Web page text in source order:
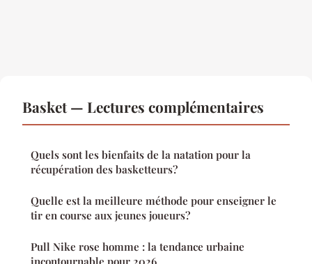
Basket — Lectures complémentaires
Quels sont les bienfaits de la natation pour la
récupération des basketteurs?
Quelle est la meilleure méthode pour enseigner le
tir en course aux jeunes joueurs?
Pull Nike rose homme : la tendance urbaine